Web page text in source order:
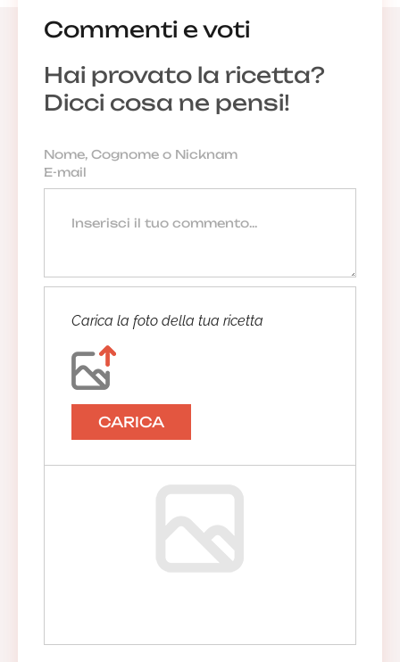
Commenti e voti
Hai provato la ricetta?
Dicci cosa ne pensi!
Carica la foto della tua ricetta
CARICA